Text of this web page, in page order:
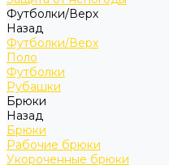
Футболки/Верх
Назад
Футболки/Верх
Поло
Футболки
Рубашки
Брюки
Назад
Брюки
Рабочие брюки
Укороченные брюки